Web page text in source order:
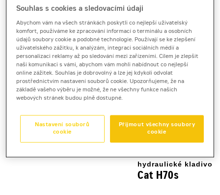
Cena za pronájem
1 - 22 dnů
4 400 Kč bez DPH
5 324 Kč s DPH
23 a více dnů
3 690 Kč bez DPH
4 464 Kč s DPH
Kauce
hydraulické kladivo
Cat H70s
Souhlas s cookies a sledovacími údaji
Abychom vám na všech stránkách poskytli co nejlepší uživatelský
komfort, používáme ke zpracování informací o terminálu a osobních
údajů soubory cookie a podobné technologie. Používají se ke zlepšení
uživatelského zážitku, k analýzám, integraci sociálních médií a
personalizaci reklamy až po sledování mezi zařízeními. Cílem je zlepšit
naši komunikaci s vámi, abychom vám mohli nabídnout co nejlepší
online zážitek. Souhlas je dobrovolný a lze jej kdykoli odvolat
prostřednictvím nastavení souborů cookie. Upozorňujeme, že na
základě vašeho výběru je možné, že ne všechny funkce našich
webových stránek budou plně dostupné.
Přijmout všechny soubory
cookie
Nastavení souborů
cookie